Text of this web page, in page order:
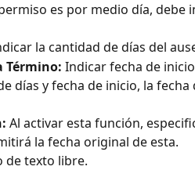
es por medio día, debe
la cantidad de días del
Término: Indicar fecha de
días y fecha de inicio, la
Al activar esta función,
la fecha original de esta.
de texto libre.